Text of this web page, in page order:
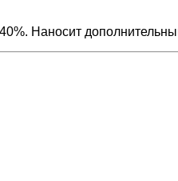
Наносит